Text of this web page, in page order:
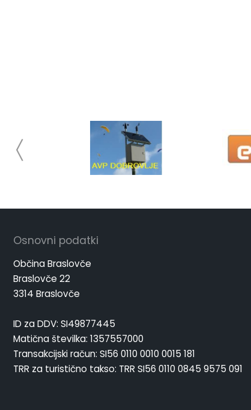
Osnovni podatki
Občina Braslovče
Braslovče 22
3314 Braslovče
ID za DDV: SI49877445
Matična številka: 1357557000
Transakcijski račun: SI56 0110 0010 0015 181
TRR za turistično takso: TRR SI56 0110 0845 9575 091